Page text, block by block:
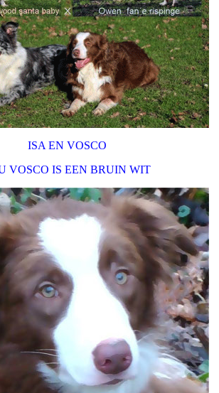
ISA EN VOSCO
VOSCO IS EEN BRUIN WIT